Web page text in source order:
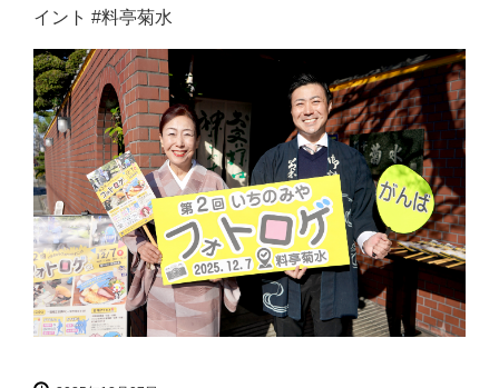
イント #料亭菊水